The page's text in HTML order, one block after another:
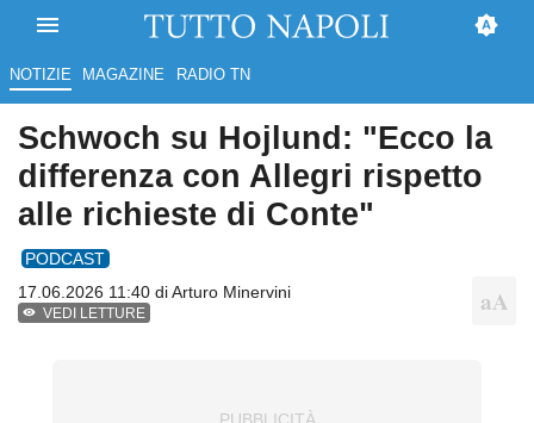
NOTIZIE MAGAZINE RADIO TN
Schwoch su Hojlund: "Ecco la
differenza con Allegri rispetto
alle richieste di Conte"
PODCAST
17.06.2026 11:40 diArturo Minervini
VEDI LETTURE